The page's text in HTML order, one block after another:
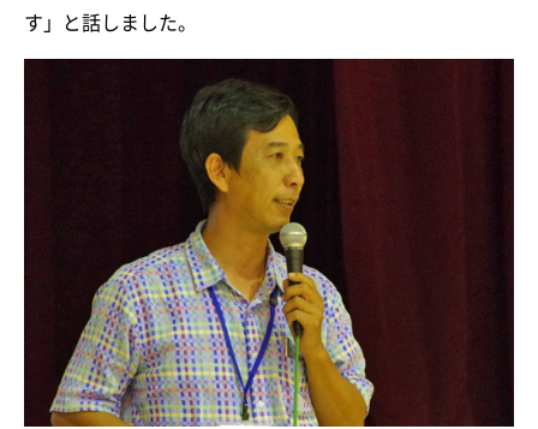
す」と話しました。